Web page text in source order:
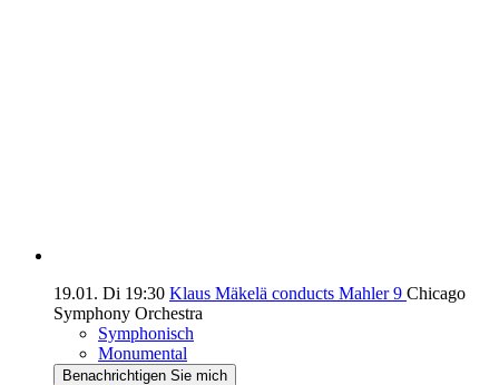
19.01. Di 19:30 Klaus Mäkelä conducts Mahler 9 Chicago
Symphony Orchestra
Symphonisch
Monumental
Benachrichtigen Sie mich